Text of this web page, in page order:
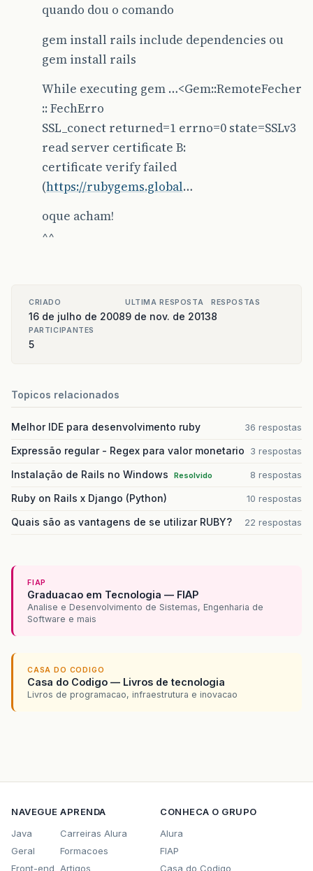
quando dou o comando
gem install rails include dependencies ou
gem install rails
While executing gem …<Gem::RemoteFecher
:: FechErro
SSL_conect returned=1 errno=0 state=SSLv3
read server certificate B:
certificate verify failed
(https://rubygems.global…
oque acham!
^^
CRIADO
16 de julho de 2008
ULTIMA RESPOSTA
9 de nov. de 2013
RESPOSTAS
8
PARTICIPANTES
5
Topicos relacionados
Melhor IDE para desenvolvimento ruby 36 respostas
Expressão regular - Regex para valor monetario 3 respostas
Instalação de Rails no Windows Resolvido 8 respostas
Ruby on Rails x Django (Python) 10 respostas
Quais são as vantagens de se utilizar RUBY? 22 respostas
FIAP
Graduacao em Tecnologia — FIAP
Analise e Desenvolvimento de Sistemas, Engenharia de
Software e mais
CASA DO CODIGO
Casa do Codigo — Livros de tecnologia
Livros de programacao, infraestrutura e inovacao
NAVEGUE
Java
Geral
Front-end
APRENDA
Carreiras Alura
Formacoes
Artigos
CONHECA O GRUPO
Alura
FIAP
Casa do Codigo